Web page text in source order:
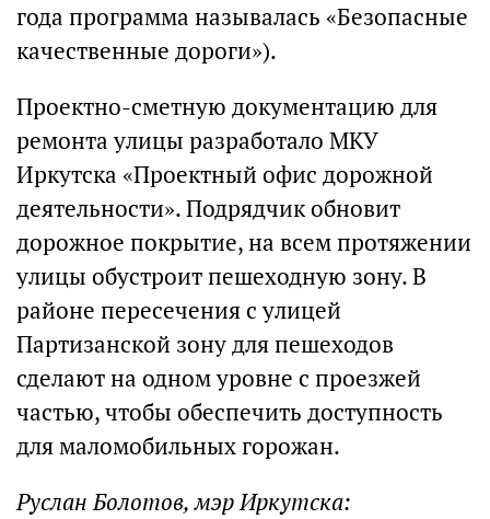
года программа называлась «Безопасные
качественные дороги»).
Проектно-сметную документацию для
ремонта улицы разработало МКУ
Иркутска «Проектный офис дорожной
деятельности». Подрядчик обновит
дорожное покрытие, на всем протяжении
улицы обустроит пешеходную зону. В
районе пересечения с улицей
Партизанской зону для пешеходов
сделают на одном уровне с проезжей
частью, чтобы обеспечить доступность
для маломобильных горожан.
Руслан Болотов, мэр Иркутска: